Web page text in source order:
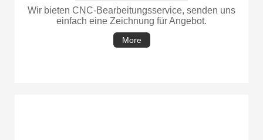
Wir bieten CNC-Bearbeitungsservice, senden uns
einfach eine Zeichnung für Angebot.
More